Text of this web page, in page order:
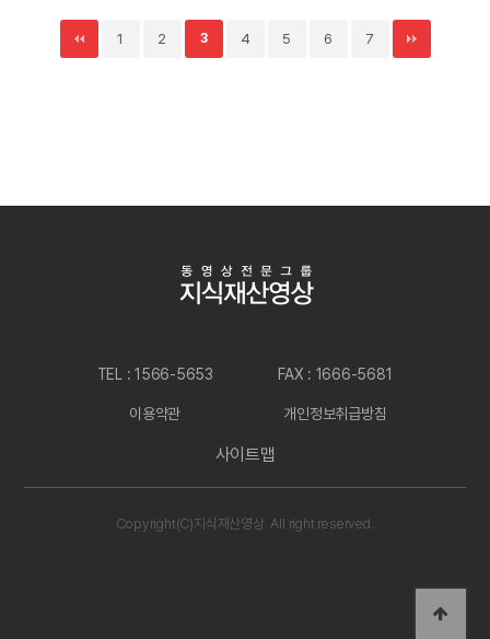
1 2 3 4 5 6 7
TEL : 1566-5653 FAX : 1666-5681
이용약관 개인정보취급방침
사이트맵
Copyright(C)지식재산영상. All right reserved.